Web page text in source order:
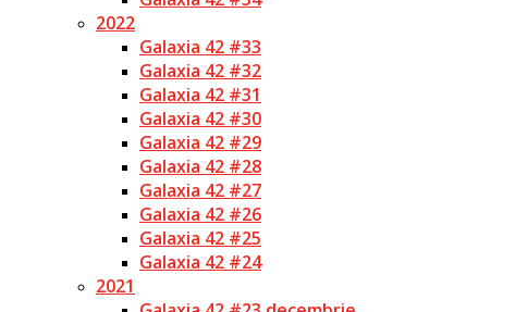
2022
Galaxia 42 #33
Galaxia 42 #32
Galaxia 42 #31
Galaxia 42 #30
Galaxia 42 #29
Galaxia 42 #28
Galaxia 42 #27
Galaxia 42 #26
Galaxia 42 #25
Galaxia 42 #24
2021